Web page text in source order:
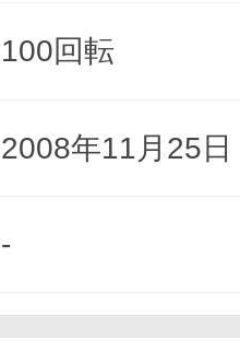
100回転
2008年11月25日
-